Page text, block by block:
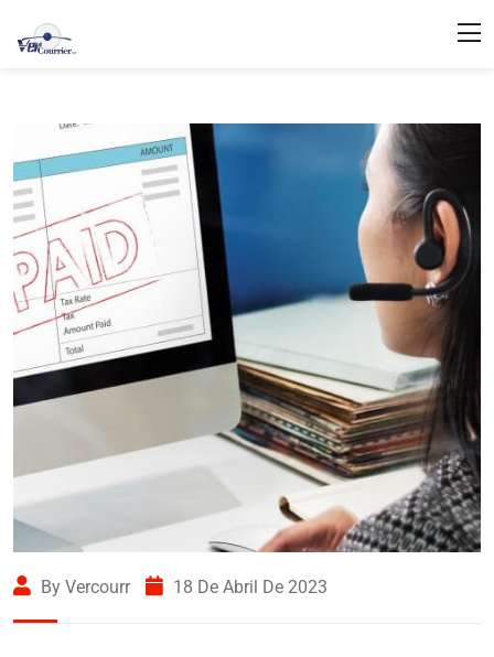
By Vercourr 18 De Abril De 2023